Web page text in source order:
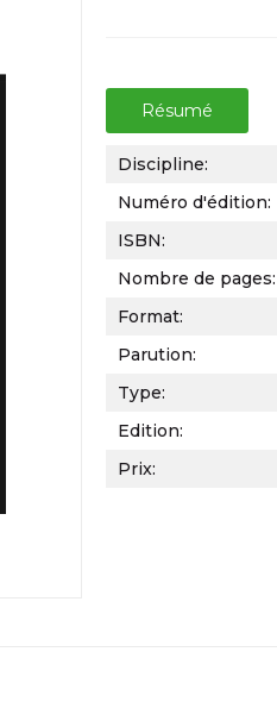
Résumé
Discipline:
Numéro d'édition:
ISBN:
Nombre de pages:
Format:
Parution:
Type:
Edition:
Prix: